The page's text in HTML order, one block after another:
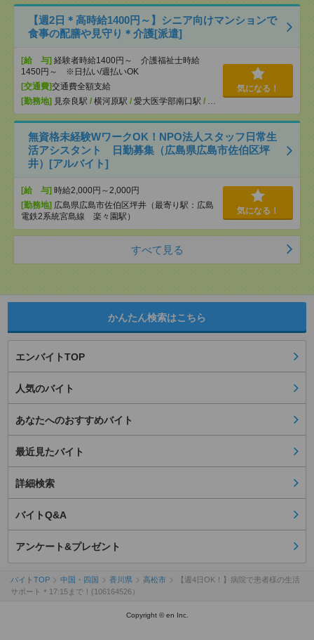
【週2日＊高時給1400円～】シニア向けマンションで
食事の配膳や見守り＊介護[派遣]
[給 与] 経験者時給1400円～ 介護福祉士時給
1450円～ ※日払い/週払いOK
[交通費]交通費全額支給
[勤務地] 見奈良駅 / 横河原駅 / 愛大医学部南口駅 / …
気になる！
無資格未経験WワークOK！NPO法人スタッフ日常生
活アシスタント 日勤募集（広島県広島市佐伯区坪
井）[アルバイト]
[給 与] 時給2,000円～2,000円
[勤務地] 広島県広島市佐伯区坪井（最寄り駅：広島
電鉄2系統宮島線 楽々園駅）
気になる！
すべて見る
かんたん検索はこちら
エンバイトTOP
人気のバイト
あなたへのおすすめバイト
最近見たバイト
詳細検索
バイトQ&A
アンケート&プレゼント
バイトTOP 中国・四国 香川県 高松市
【週4日OK！】病院で患者様の生活
サポート＊17:15まで！(106164526）
Copyright © en Inc.